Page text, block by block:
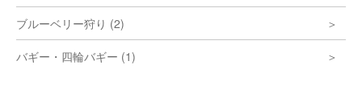
ブルーベリー狩り (2)
バギー・四輪バギー (1)